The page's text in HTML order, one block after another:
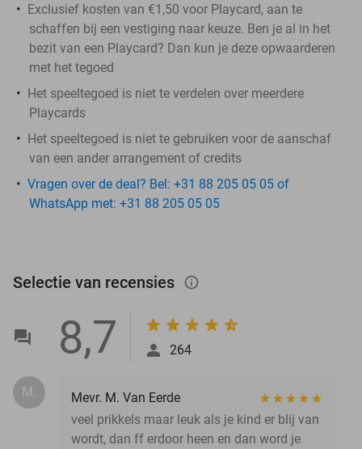
Exclusief kosten van €1,50 voor Playcard, aan te
schaffen bij een vestiging naar keuze. Ben je al in het
bezit van een Playcard? Dan kun je deze opwaarderen
met het tegoed
Het speeltegoed is niet te verdelen over meerdere
Playcards
Het speeltegoed is niet te gebruiken voor de aanschaf
van een ander arrangement of credits
Vragen over de deal? Bel: +31 88 205 05 05 of
WhatsApp met: +31 88 205 05 05
Selectie van recensies info_outlined
8,7 264
M.
Mevr. M. Van Eerde
veel prikkels maar leuk als je kind er blij van
wordt, dan ff erdoor heen en dan word je